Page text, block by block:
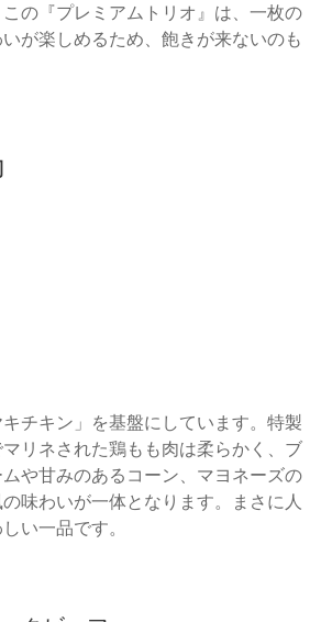
の『プレミアムトリオ』は、一枚の
が楽しめるため、飽きが来ないのも
チキン」を基盤にしています。特製
リネされた鶏もも肉は柔らかく、ブ
や甘みのあるコーン、マヨネーズの
味わいが一体となります。まさに人
い一品です。